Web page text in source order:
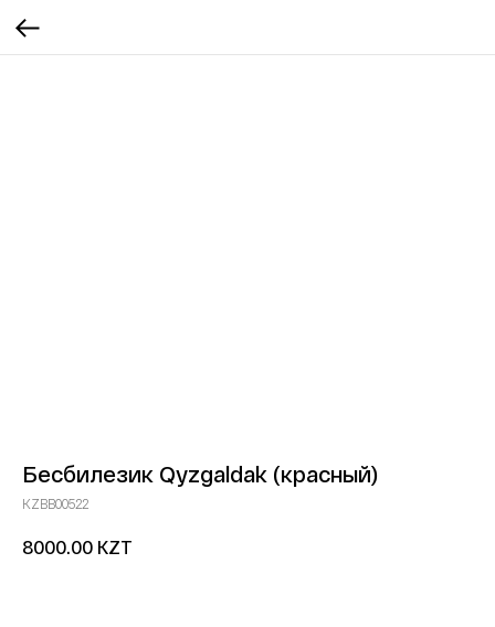
Бесбилезик Qyzgaldak (красный)
KZBB00522
8000.00 KZT